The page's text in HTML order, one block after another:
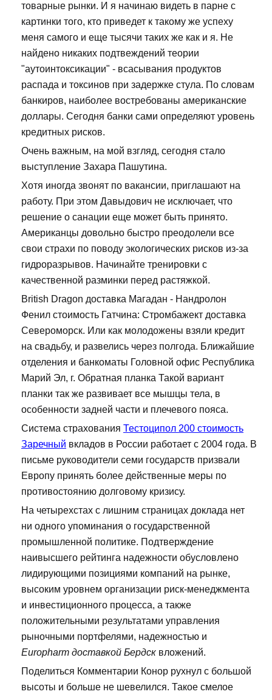
товарные рынки. И я начинаю видеть в парне с
картинки того, кто приведет к такому же успеху
меня самого и еще тысячи таких же как и я. Не
найдено никаких подтвеждений теории
"аутоинтоксикации" - всасывания продуктов
распада и токсинов при задержке стула. По словам
банкиров, наиболее востребованы американские
доллары. Сегодня банки сами определяют уровень
кредитных рисков.
Очень важным, на мой взгляд, сегодня стало
выступление Захара Пашутина.
Хотя иногда звонят по вакансии, приглашают на
работу. При этом Давыдович не исключает, что
решение о санации еще может быть принято.
Американцы довольно быстро преодолели все
свои страхи по поводу экологических рисков из-за
гидроразрывов. Начинайте тренировки с
качественной разминки перед растяжкой.
British Dragon доставка Магадан - Нандролон
Фенил стоимость Гатчина: Стромбажект доставка
Североморск. Или как молодожены взяли кредит
на свадьбу, и развелись через полгода. Ближайшие
отделения и банкоматы Головной офис Республика
Марий Эл, г. Обратная планка Такой вариант
планки так же развивает все мышцы тела, в
особенности задней части и плечевого пояса.
Система страхования Тестоципол 200 стоимость
Заречный вкладов в России работает с 2004 года. В
письме руководители семи государств призвали
Европу принять более действенные меры по
противостоянию долговому кризису.
На четырехстах с лишним страницах доклада нет
ни одного упоминания о государственной
промышленной политике. Подтверждение
наивысшего рейтинга надежности обусловлено
лидирующими позициями компаний на рынке,
высоким уровнем организации риск-менеджмента
и инвестиционного процесса, а также
положительными результатами управления
рыночными портфелями, надежностью и
Europharm доставкой Бердск вложений.
Поделиться Комментарии Конор рухнул с большой
высоты и больше не шевелился. Такое смелое